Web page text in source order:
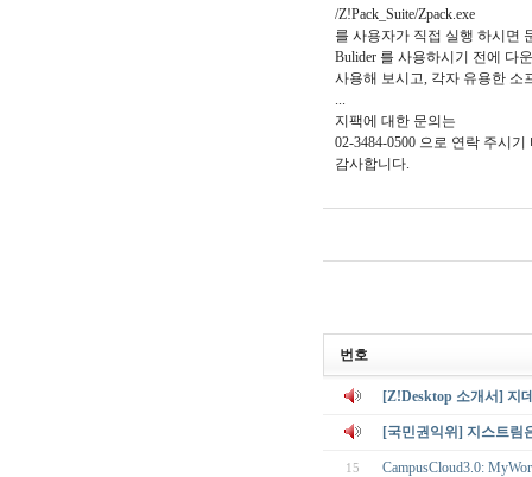
/Z!Pack_Suite/Zpack.exe
를 사용자가 직접 실행 하시면
Bulider 를 사용하시기 전에 다
사용해 보시고, 각자 유용한 소
...
지팩에 대한 문의는
02-3484-0500 으로 연락 주시기
감사합니다.
번호
[Z!Desktop 소개서] 지
[국민권익위] 지스트
15 CampusCloud3.0: